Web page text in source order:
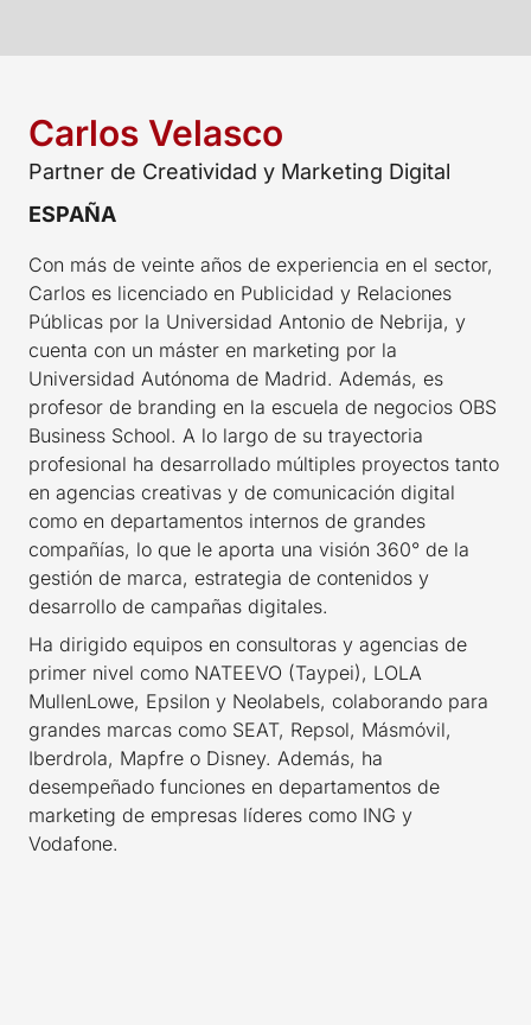
Carlos Velasco
Partner de Creatividad y Marketing Digital
ESPAÑA
Con más de veinte años de experiencia en el sector,
Carlos es licenciado en Publicidad y Relaciones
Públicas por la Universidad Antonio de Nebrija, y
cuenta con un máster en marketing por la
Universidad Autónoma de Madrid. Además, es
profesor de branding en la escuela de negocios OBS
Business School. A lo largo de su trayectoria
profesional ha desarrollado múltiples proyectos tanto
en agencias creativas y de comunicación digital
como en departamentos internos de grandes
compañías, lo que le aporta una visión 360° de la
gestión de marca, estrategia de contenidos y
desarrollo de campañas digitales.
Ha dirigido equipos en consultoras y agencias de
primer nivel como NATEEVO (Taypei), LOLA
MullenLowe, Epsilon y Neolabels, colaborando para
grandes marcas como SEAT, Repsol, Másmóvil,
Iberdrola, Mapfre o Disney. Además, ha
desempeñado funciones en departamentos de
marketing de empresas líderes como ING y
Vodafone.